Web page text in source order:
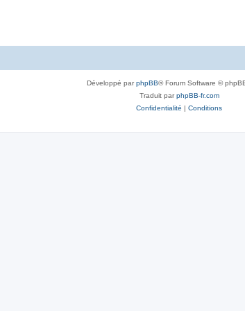
Développé parphpBB® Forum Software ©
Traduit parphpBB-fr.com
Confidentialité | Conditions